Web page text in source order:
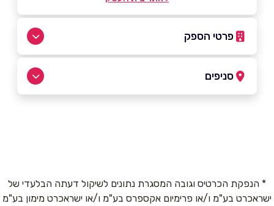
פרטי הספק
באתר בפייסבוק ביוטיוב
טלפון*
סניפים
פתח תקווה
* הנפקת הכרטיס וגובה המסגרת נתונים לשיקול דעתה הבלעדי של
ישראכרט בע"מ ו/או פרימיום אקספרס בע"מ ו/או ישראכרט מימון בע"מ